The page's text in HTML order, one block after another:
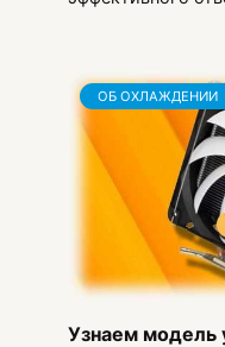
ОБ ОХЛАЖДЕНИИ
Узнаем модель